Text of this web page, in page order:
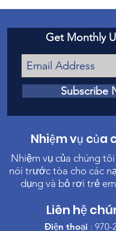
Get Monthly
Subscribe
Nhiệm vụ của
Nhiệm vụ của chúng
nói trước tòa cho các
dụng và bỏ rơi trẻ
Liên hệ
Điện thoại : 970-